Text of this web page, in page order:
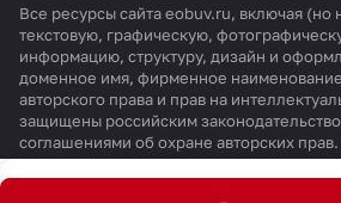
Все ресурсы сайта eobuv.ru, включая (но
текстовую, графическую,
информацию, структуру, дизайн и
доменное имя, фирменное
авторского права и прав на
защищены российским
соглашениями об охране авторских прав.